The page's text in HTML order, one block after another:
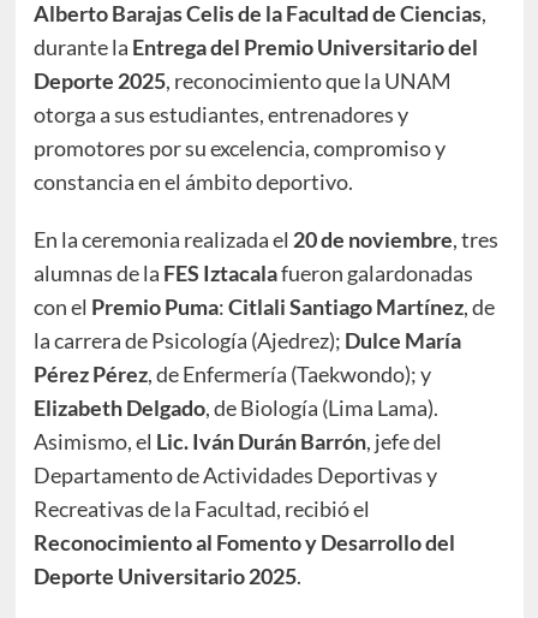
Alberto Barajas Celis de la Facultad de Ciencias,
durante la Entrega del Premio Universitario del
Deporte 2025, reconocimiento que la UNAM
otorga a sus estudiantes, entrenadores y
promotores por su excelencia, compromiso y
constancia en el ámbito deportivo.
En la ceremonia realizada el 20 de noviembre, tres
alumnas de la FES Iztacalafueron galardonadas
con el Premio Puma:Citlali Santiago Martínez, de
la carrera de Psicología (Ajedrez); Dulce María
Pérez Pérez, de Enfermería (Taekwondo); y
Elizabeth Delgado, de Biología (Lima Lama).
Asimismo, el Lic. Iván Durán Barrón, jefe del
Departamento de Actividades Deportivas y
Recreativas de la Facultad, recibió el
Reconocimiento al Fomento y Desarrollo del
Deporte Universitario 2025.